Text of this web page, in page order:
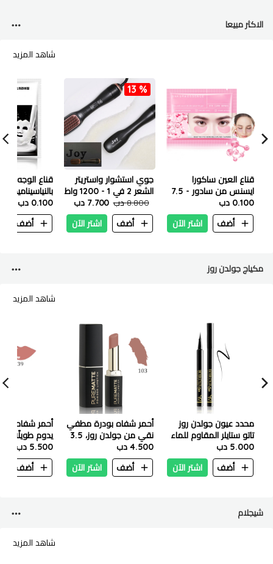
الاكثر مبيعا
شاهد المزيد
قناع العين ساكورا
ايسنس من سادور - 7.5
جم
0.100 دب
أضف
اشتر الآن
13 %
جوي استشوار واستريتر
الشعر 2 في 1 - 1200 واط
8.800 دب
7.700 دب
أضف
اشتر الآن
قناع الوجه
بالنياسيناميد
25 مل
0.100 دب
أضف
مكياج جولدن روز
شاهد المزيد
محدد عيون جولدن روز
تاتو ستايلر المقاوم للماء
أسود ليلي
5.000 دب
أضف
اشتر الآن
أحمر شفاه بودرة مطفي
نقي من جولدن روز، 3.5
جم - 103
4.500 دب
أضف
اشتر الآن
أحمر شفاه
يدوم طويلًا
-5.5 مل- رقم 39
5.500 دب
أضف
شيجلام
شاهد المزيد